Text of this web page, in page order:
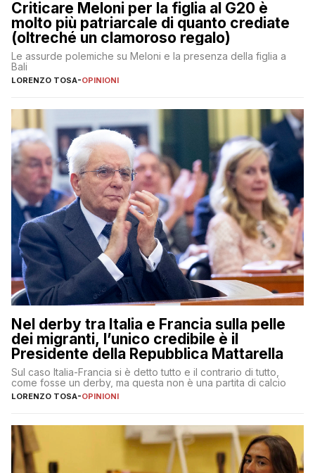
Criticare Meloni per la figlia al G20 è
molto più patriarcale di quanto crediate
(oltreché un clamoroso regalo)
Le assurde polemiche su Meloni e la presenza della figlia a
Bali
LORENZO TOSA-OPINIONI
Nel derby tra Italia e Francia sulla pelle
dei migranti, l’unico credibile è il
Presidente della Repubblica Mattarella
Sul caso Italia-Francia si è detto tutto e il contrario di tutto,
come fosse un derby, ma questa non è una partita di calcio
LORENZO TOSA-OPINIONI